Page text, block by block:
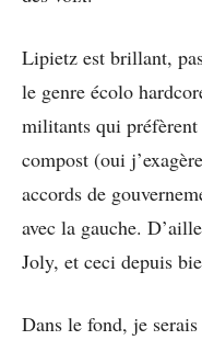
Lipietz est brillant,
le genre écolo
militants qui
compost (oui
accords de
avec la gauche.
Joly, et ceci depuis
Dans le fond, je